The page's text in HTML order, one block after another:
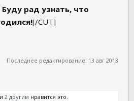
рад узнать, что
[/CUT]
Последнее редактирование: 13 авг 2013
и 2 другим нравится это.